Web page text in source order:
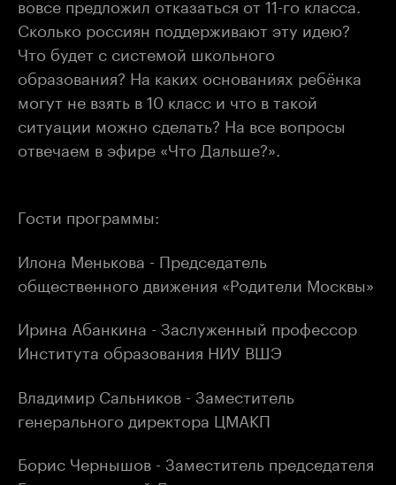
Сколько россиян поддерживают эту идею?
Что будет с системой школьного
образования? На каких основаниях ребёнка
могут не взять в 10 класс и что в такой
ситуации можно сделать? На все вопросы
отвечаем в эфире «Что Дальше?».
Гости программы:
Илона Менькова - Председатель
общественного движения «Родители Москвы»
Ирина Абанкина - Заслуженный профессор
Института образования НИУ ВШЭ
Владимир Сальников - Заместитель
генерального директора ЦМАКП
Борис Чернышов - Заместитель председателя